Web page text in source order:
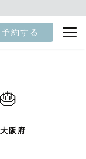
予約する
阪府